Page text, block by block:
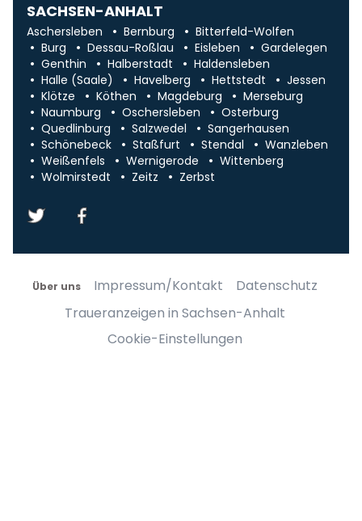
SACHSEN-ANHALT
Aschersleben Bernburg
Bitterfeld-Wolfen
Burg
Dessau-Roßlau Eisleben
Gardelegen
Genthin
Halberstadt
Haldensleben
Halle (Saale)
Havelberg Hettstedt
Jessen
Klötze
Köthen Magdeburg
Merseburg
Naumburg
Oschersleben
Osterburg
Quedlinburg
Salzwedel
Sangerhausen
Schönebeck
Staßfurt Stendal
Wanzleben
Weißenfels
Wernigerode
Wittenberg
Wolmirstedt
Zeitz Zerbst
Über uns Impressum/Kontakt
Datenschutz
Traueranzeigen in Sachsen-Anhalt
Cookie-Einstellungen